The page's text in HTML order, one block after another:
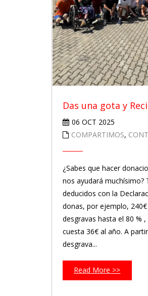
Das una gota y
06 OCT 2025
COMPARTIMOS,
¿Sabes que hacer
nos ayudará muchísimo?
deducidos con la
donas, por ejemplo,
desgravas hasta el 80 %
cuesta 36€ al año. A
desgrava...
Read More >>